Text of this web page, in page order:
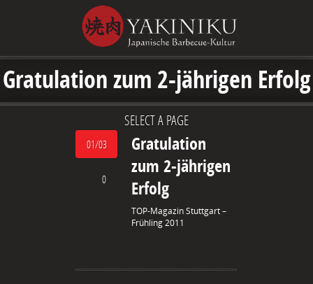
SELECT A PAGE
Gratulation zum 2-jährigen Erfolg
01/03
0
Gratulation
zum 2-jährigen
Erfolg
TOP-Magazin Stuttgart –
Frühling 2011